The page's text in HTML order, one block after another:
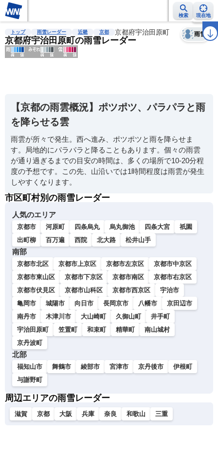
検索 現在地
雨雲レーダー 台風情報 地震情報 警報・注意報 2週間天気 ラ
トップ 雨雪レーダー 近畿 京都 京都府宇治田原町
京都府宇治田原町の雨雪レーダー
雨雪
天気 台風
【京都の雨雲概況】ポツポツ、パラパラと雨
を降らせる雲
雨雲が所々で発生。西へ進み、ポツポツと雨を降らせま
す。局地的にパラパラと降ることもあります。個々の雨雲
が通り過ぎるまでの目安の時間は、多くの場所で10-20分程
度の予想です。この先、山沿いでは1時間程度は雨雲が発生
しやすくなります。
市区町村別の雨雪レーダー
人気のエリア
京都市 河原町 四条烏丸 烏丸御池 四条大宮
祇園
出町柳
百万遍 西院 北大路 松井山手
南部
京都市北区 京都市上京区 京都市左京区
京都市中京区
京都市東山区
京都市下京区 京都市南区
京都市右京区
京都市伏見区
京都市山科区 京都市西京区
宇治市
亀岡市
城陽市 向日市 長岡京市 八幡市
京田辺市
南丹市
木津川市 大山崎町 久御山町
井手町
宇治田原町
笠置町 和束町 精華町
南山城村
京丹波町
北部
福知山市 舞鶴市 綾部市 宮津市 京丹後市
伊根町
与謝野町
周辺エリアの雨雪レーダー
滋賀 京都 大阪 兵庫 奈良 和歌山 三重